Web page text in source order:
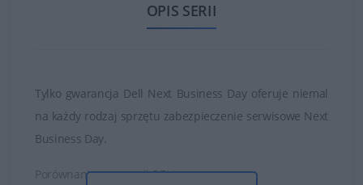
OPIS SERII
Tylko gwarancja Dell Next Business Day oferuje niemal
na każdy rodzaj sprzętu zabezpieczenie serwisowe Next
Business Day.
Porównanie gwarancji DELL: